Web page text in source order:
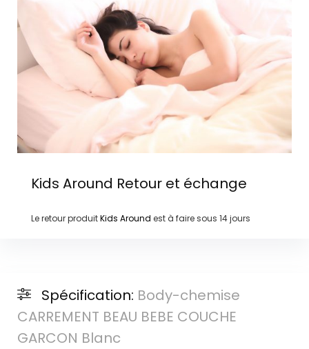
Kids Around Retour et échange
Le retour produitKids Around est à faire sous 14 jours
Spécification: Body-chemise
CARREMENT BEAU BEBE COUCHE
GARCON Blanc